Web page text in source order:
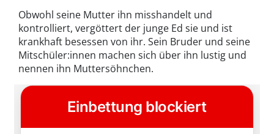
Obwohl seine Mutter ihn misshandelt und
kontrolliert, vergöttert der junge Ed sie und ist
krankhaft besessen von ihr. Sein Bruder und seine
Mitschüler:innen machen sich über ihn lustig und
nennen ihn Muttersöhnchen.